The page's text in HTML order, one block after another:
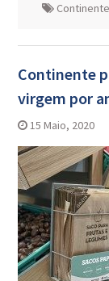
Continente
Continente
virgem por
15 Maio, 2020